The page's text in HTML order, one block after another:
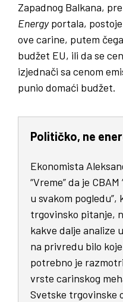
Zapadnog Balkana,
Energyportala, postoje
ove carine, putem
budžet EU, ili da se
izjednači sa cenom
punio domaći budžet.
Političko, ne
Ekonomista
“Vreme” da je
u svakom
trgovinsko pitanje,
kakve dalje analize
na privredu bilo
potrebno je
vrste carinskog
Svetske trgovinske